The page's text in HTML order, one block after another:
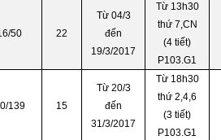
50 22
Từ 04/3
đến
19/3/2017
Từ 13h30
thứ 7,CN
(4 tiết)
P103.G1
139 15
Từ 20/3
đến
31/3/2017
Từ 18h30
thứ 2,4,6
(3 tiết)
P103.G1